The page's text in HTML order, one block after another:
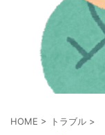
HOME > トラブル >